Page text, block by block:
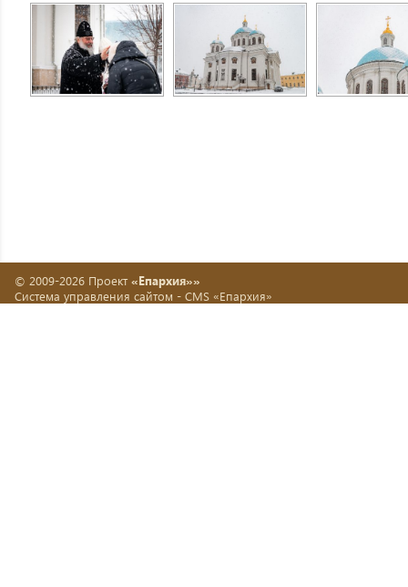
© 2009-2026 Проект «Епархия»»
Система управления сайтом - CMS «Епархия»